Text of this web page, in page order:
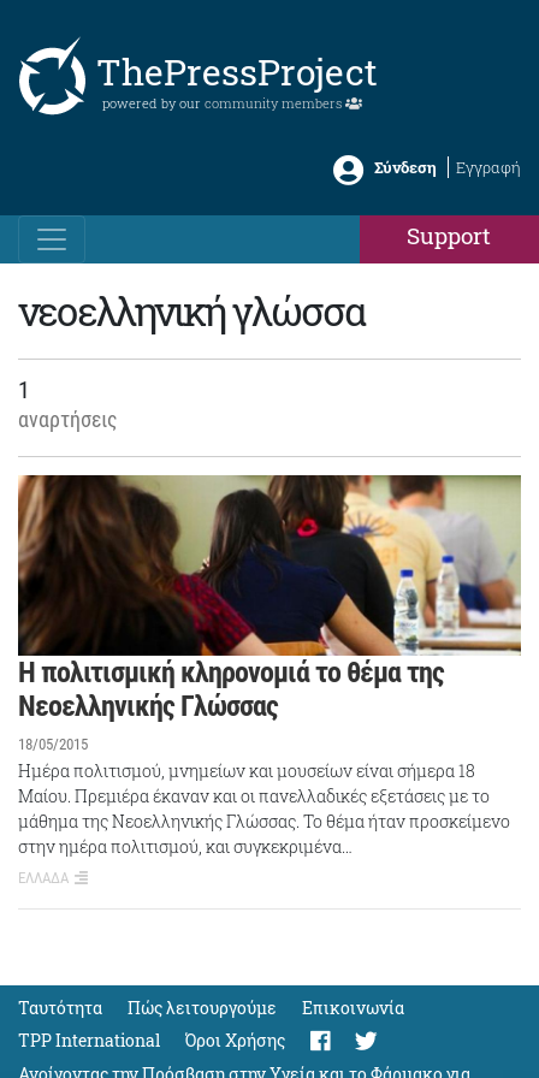
ThePressProject
powered by our community members
Σύνδεση Εγγραφή
Support
νεοελληνική γλώσσα
1
αναρτήσεις
Η πολιτισμική κληρονομιά το θέμα της
Νεοελληνικής Γλώσσας
18/05/2015
Hμέρα πολιτισμού, μνημείων και μουσείων είναι σήμερα 18
Μαίου. Πρεμιέρα έκαναν και οι πανελλαδικές εξετάσεις με το
μάθημα της Νεοελληνικής Γλώσσας. Το θέμα ήταν προσκείμενο
στην ημέρα πολιτισμού, και συγκεκριμένα…
ΕΛΛΑΔΑ
Ταυτότητα Πώς λειτουργούμε
Eπικοινωνία
TPP International
Όροι Χρήσης